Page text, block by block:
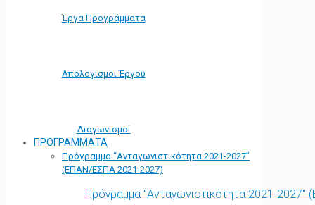
Έργα Προγράμματα
Απολογισμοί Έργου
Διαγωνισμοί
ΠΡΟΓΡΑΜΜΑΤΑ
Πρόγραμμα “Ανταγωνιστικότητα 2021-2027”
(ΕΠΑΝ/ΕΣΠΑ 2021-2027)
Πρόγραμμα "Ανταγωνιστικότητα 2021-